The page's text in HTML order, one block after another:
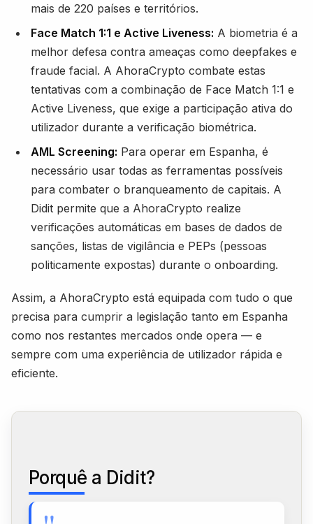
mais de 220 países e territórios.
Face Match 1:1 e Active Liveness: A biometria é a
melhor defesa contra ameaças como deepfakes e
fraude facial. A AhoraCrypto combate estas
tentativas com a combinação de Face Match 1:1 e
Active Liveness, que exige a participação ativa do
utilizador durante a verificação biométrica.
AML Screening: Para operar em Espanha, é
necessário usar todas as ferramentas possíveis
para combater o branqueamento de capitais. A
Didit permite que a AhoraCrypto realize
verificações automáticas em bases de dados de
sanções, listas de vigilância e PEPs (pessoas
politicamente expostas) durante o onboarding.
Assim, a AhoraCrypto está equipada com tudo o que
precisa para cumprir a legislação tanto em Espanha
como nos restantes mercados onde opera — e
sempre com uma experiência de utilizador rápida e
eficiente.
Porquê a Didit?